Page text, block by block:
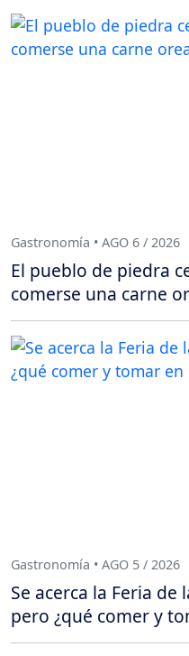
Gastronomía • AGO 6 / 2026
El pueblo de piedra
comerse una carne
Gastronomía • AGO 5 / 2026
Se acerca la Feria de
pero ¿qué comer y